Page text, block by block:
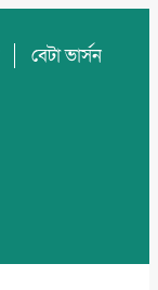
বেটা ভার্সন